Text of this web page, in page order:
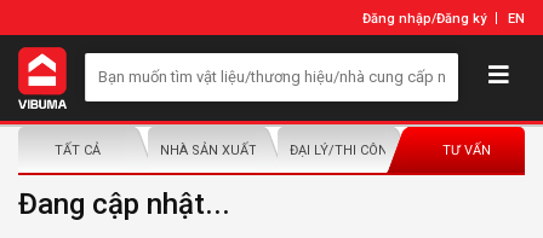
Đăng nhập/Đăng ký EN
TẤT CẢ NHÀ SẢN XUẤT/NHÀ PHÂN PHỐIĐẠI LÝ/THI CÔNG LẮP ĐẶTTƯ VẤN
Đang cập nhật...